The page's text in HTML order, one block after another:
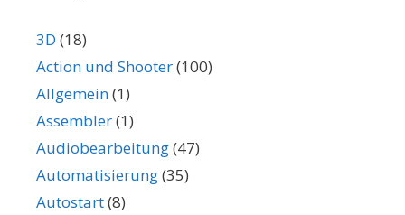
3D (18)
Action und Shooter(100)
Allgemein(1)
Assembler(1)
Audiobearbeitung(47)
Automatisierung(35)
Autostart(8)